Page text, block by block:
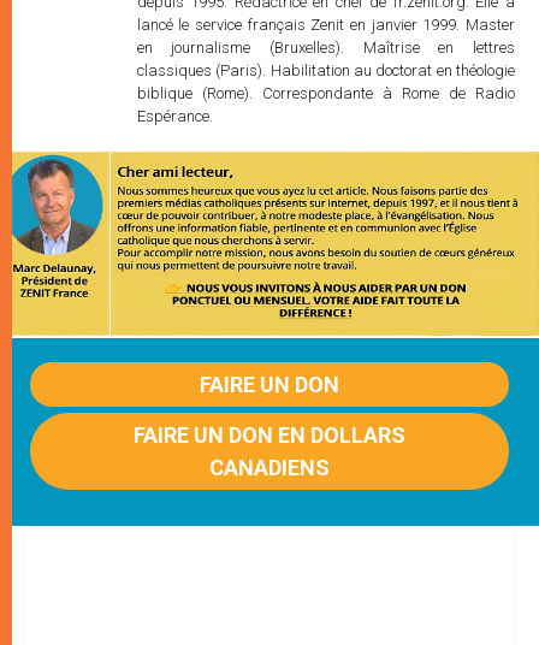
lancé le service français Zenit en janvier 1999. Master
en journalisme (Bruxelles). Maîtrise en lettres
classiques (Paris). Habilitation au doctorat en théologie
biblique (Rome). Correspondante à Rome de Radio
Espérance.
FAIRE UN DON
FAIRE UN DON EN DOLLARS
CANADIENS